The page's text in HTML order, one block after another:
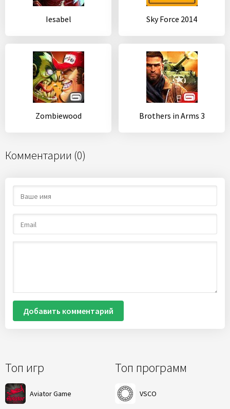
Топ игр
Aviator Game
Топ программ
VSCO
Iesabel Sky Force 2014
Zombiewood Brothers in Arms 3
Комментарии (0)
Добавить комментарий